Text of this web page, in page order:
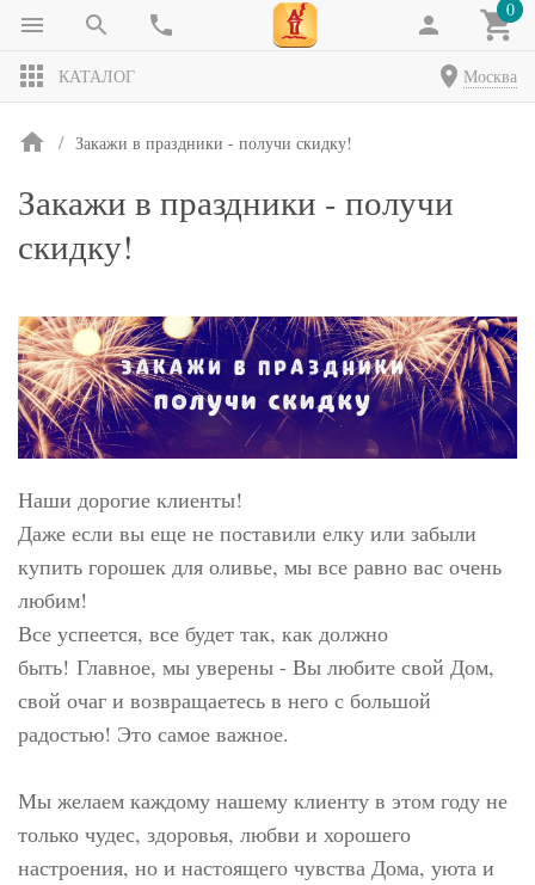
0
КАТАЛОГ Москва
Закажи в праздники - получи скидку!
Закажи в праздники - получи
скидку!
Наши дорогие клиенты!
Даже если вы еще не поставили елку или забыли
купить горошек для оливье, мы все равно вас очень
любим!
Все успеется, все будет так, как должно
быть! Главное, мы уверены - Вы любите свой Дом,
свой очаг и возвращаетесь в него с большой
радостью! Это самое важное.
Мы желаем каждому нашему клиенту в этом году не
только чудес, здоровья, любви и хорошего
настроения, но и настоящего чувства Дома, уюта и